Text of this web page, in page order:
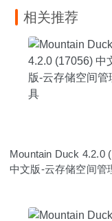
相关推荐
Mountain Duck 4.2.0
中文版-云存储空间管